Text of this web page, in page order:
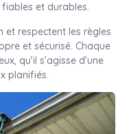
et durables.
et respectent les règles
et sécurisé. Chaque
qu’il s’agisse d’une
planifiés.